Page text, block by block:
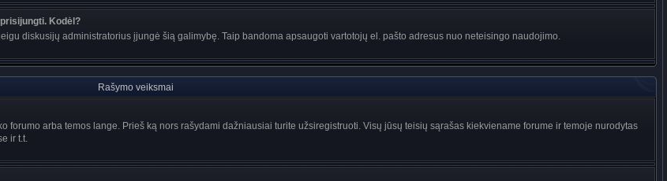
Kodėl?
diskusijų administratorius įjungė šią galimybę. Taip bandoma apsaugoti vartotojų el. pašto adresus nuo neteisingo naudojimo.
Rašymo veiksmai
arba temos lange. Prieš ką nors rašydami dažniausiai turite užsiregistruoti. Visų jūsų teisių sąrašas kiekviename forume ir temoje nurodytas
ir t.t.